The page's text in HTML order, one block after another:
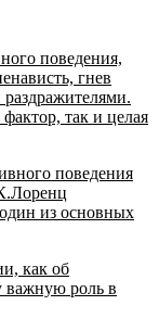
поведения,
гнев
так и целая
поведения
из основных
как об
важную роль в